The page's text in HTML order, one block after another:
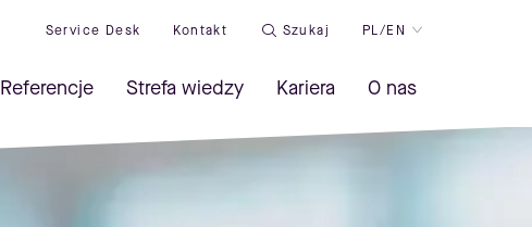
Service Desk Kontakt Szukaj PL/EN
Referencje Strefa wiedzy Kariera O nas